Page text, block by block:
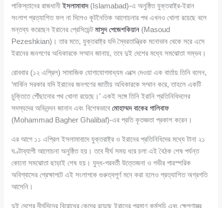
পাকিস্তানের রাজধানীইসলামাবাদ(Islamabad)-এ অনুষ্ঠিত যুক্তরাষ্ট্র-ইরান
সংলাপ প্রত্যাশিত ফল না দিলেও কূটনৈতিক আলোচনার পথ এখনও খোলা রয়েছে বলে
মন্তব্য করেছেন ইরানের প্রেসিডেন্টমাসুদ পেজেশকিয়ান (Masoud
Pezeshkian)। তার মতে, যুক্তরাষ্ট্র যদি স্বৈরতান্ত্রিক মনোভাব থেকে সরে এসে
ইরানের জনগণের অধিকারকে সম্মান জানায়, তবে দুই দেশের মধ্যে সমঝোতা সম্ভব।
রোববার (১২ এপ্রিল) সামাজিক যোগাযোগমাধ্যম এক্সে দেওয়া এক বার্তায় তিনি বলেন,
‘মার্কিন সরকার যদি ইরানের জনগণের জাতীয় অধিকারকে সম্মান করে, তাহলে একটি
চুক্তিতে পৌঁছানোর পথ খোলা রয়েছে।’ একই সঙ্গে তিনি ইরানি প্রতিনিধিদলের
সদস্যদের অভিনন্দন জানান এবং বিশেষভাবেমোহাম্মদ বাকের গালিবাফ
(Mohammad Bagher Ghalibaf)-এর প্রতি কৃতজ্ঞতা প্রকাশ করেন।
এর আগে ১১ এপ্রিল ইসলামাবাদে যুক্তরাষ্ট্র ও ইরানের প্রতিনিধিদের মধ্যে টানা ২১
ঘণ্টাব্যাপী আলোচনা অনুষ্ঠিত হয়। তবে দীর্ঘ সময় ধরে চলা এই বৈঠক শেষ পর্যন্ত
কোনো সমঝোতা ছাড়াই শেষ হয়। যুদ্ধ-পরবর্তী উত্তেজনা ও গভীর পারস্পরিক
অবিশ্বাসের প্রেক্ষাপটে এই সংলাপকে গুরুত্বপূর্ণ মনে করা হলেও প্রত্যাশিত অগ্রগতি
আসেনি।
দুই দেশের দীর্ঘদিনের বিরোধের কেন্দ্রে রয়েছে ইরানের পরমাণু কর্মসূচি এবং ক্ষেপণাস্ত্র